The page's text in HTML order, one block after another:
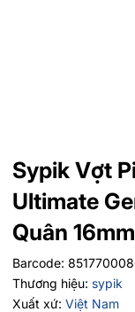
Sypik Vợt
Ultimate
Quân
Barcode:
Thương hiệu: sypik
Xuất xứ: Việt Nam